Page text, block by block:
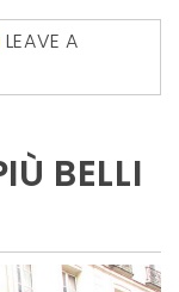
LEAVE A
BELLI